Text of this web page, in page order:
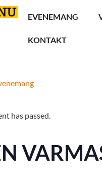
EVENEMANG
KONTAKT
has passed.